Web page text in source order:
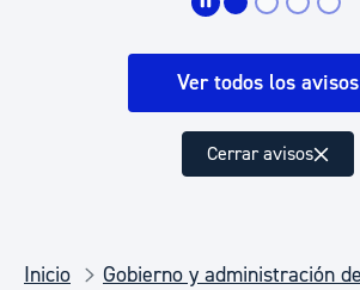
Ver todos los avisos
Cerrar avisos
Inicio
Gobierno y administración